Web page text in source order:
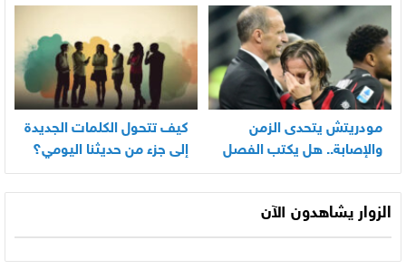
مودريتش يتحدى الزمن
والإصابة.. هل يكتب الفصل
الأخير في أسطورته
المونديالية؟
كيف تتحول الكلمات الجديدة
إلى جزء من حديثنا اليومي؟
الزوار يشاهدون الآن